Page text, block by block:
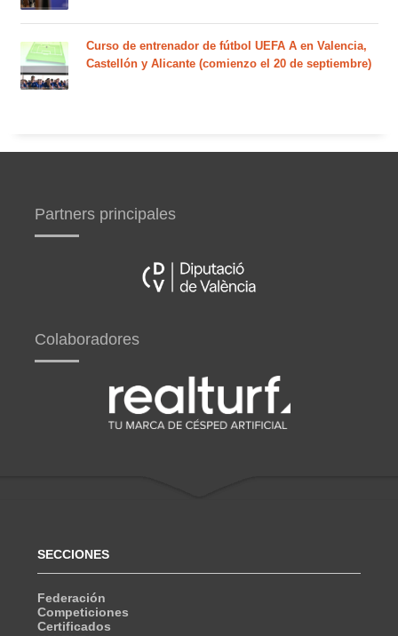
Curso de entrenador de fútbol UEFA A en Valencia,
Castellón y Alicante (comienzo el 20 de septiembre)
Partners principales
Colaboradores
SECCIONES
Federación
Competiciones
Certificados